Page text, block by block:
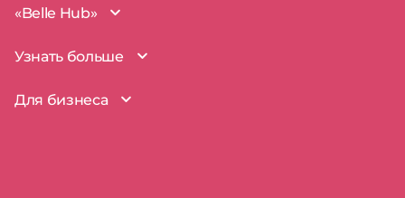
«Belle Hub»
О проекте
Наша команда
Узнать больше
BelleHub для вас
Для бизнеса